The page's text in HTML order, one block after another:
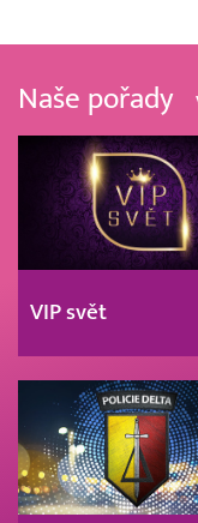
Naše pořady
VIP svět